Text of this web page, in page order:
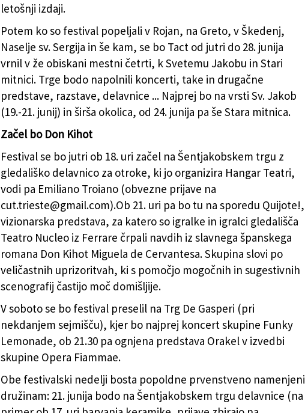
letošnji izdaji.
Potem ko so festival popeljali v Rojan, na Greto, v Škedenj,
Naselje sv. Sergija in še kam, se bo Tact od jutri do 28. junija
vrnil v že obiskani mestni četrti, k Svetemu Jakobu in Stari
mitnici. Trge bodo napolnili koncerti, take in drugačne
predstave, razstave, delavnice ... Najprej bo na vrsti Sv. Jakob
(19.-21. junij) in širša okolica, od 24. junija pa še Stara mitnica.
Začel bo Don Kihot
Festival se bo jutri ob 18. uri začel na Šentjakobskem trgu z
gledališko delavnico za otroke, ki jo organizira Hangar Teatri,
vodi pa Emiliano Troiano (obvezne prijave na
cut.trieste@gmail.com).Ob 21. uri pa bo tu na sporedu Quijote!,
vizionarska predstava, za katero so igralke in igralci gledališča
Teatro Nucleo iz Ferrare črpali navdih iz slavnega španskega
romana Don Kihot Miguela de Cervantesa. Skupina slovi po
veličastnih uprizoritvah, ki s pomočjo mogočnih in sugestivnih
scenografij častijo moč domišljije.
V soboto se bo festival preselil na Trg De Gasperi (pri
nekdanjem sejmišču), kjer bo najprej koncert skupine Funky
Lemonade, ob 21.30 pa ognjena predstava Orakel v izvedbi
skupine Opera Fiammae.
Obe festivalski nedelji bosta popoldne prvenstveno namenjeni
družinam: 21. junija bodo na Šentjakobskem trgu delavnice (na